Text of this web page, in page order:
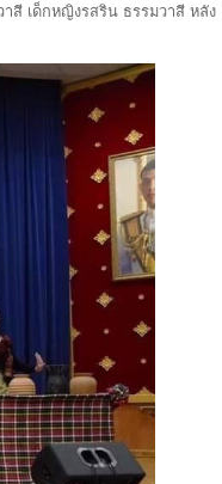
สี เด็กหญิงรสริน ธรรมวาสี หลัง